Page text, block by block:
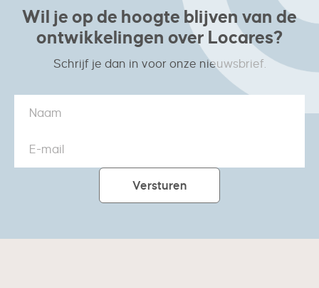
Wil je op de hoogte blijven van de
ontwikkelingen over Locares?
Schrijf je dan in voor onze nieuwsbrief.